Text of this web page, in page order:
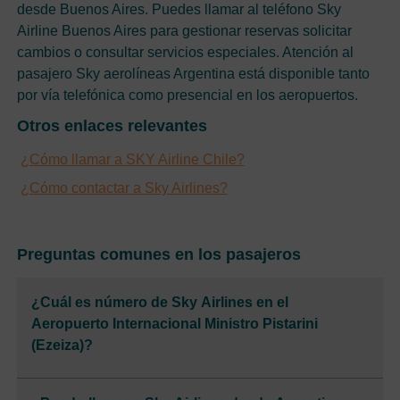
desde Buenos Aires. Puedes llamar al teléfono Sky
Airline Buenos Aires para gestionar reservas solicitar
cambios o consultar servicios especiales. Atención al
pasajero Sky aerolíneas Argentina está disponible tanto
por vía telefónica como presencial en los aeropuertos.
Otros enlaces relevantes
¿Cómo llamar a SKY Airline Chile?
¿Cómo contactar a Sky Airlines?
Preguntas comunes en los pasajeros
¿Cuál es número de Sky Airlines en el
Aeropuerto Internacional Ministro Pistarini
(Ezeiza)?